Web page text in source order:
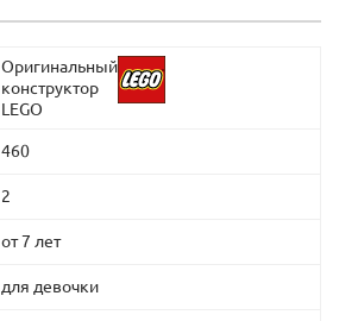
Оригинальный
конструктор
LEGO
460
2
от 7 лет
для девочки